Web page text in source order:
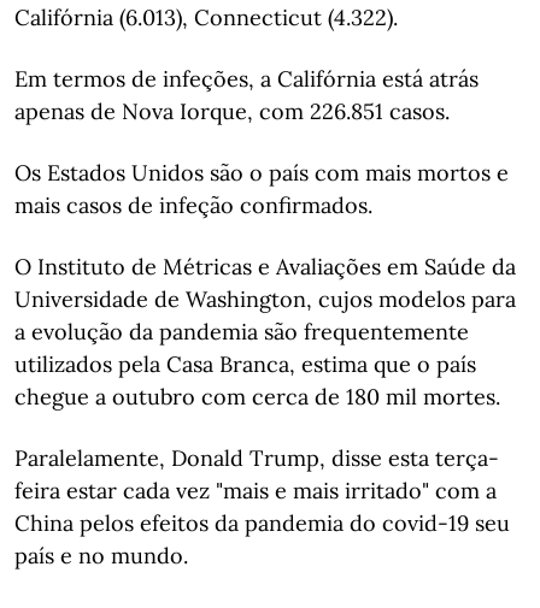
Califórnia (6.013), Connecticut (4.322).
Em termos de infeções, a Califórnia está atrás
apenas de Nova Iorque, com 226.851 casos.
Os Estados Unidos são o país com mais mortos e
mais casos de infeção confirmados.
O Instituto de Métricas e Avaliações em Saúde da
Universidade de Washington, cujos modelos para
a evolução da pandemia são frequentemente
utilizados pela Casa Branca, estima que o país
chegue a outubro com cerca de 180 mil mortes.
Paralelamente, Donald Trump, disse esta terça-
feira estar cada vez "mais e mais irritado" com a
China pelos efeitos da pandemia do covid-19 seu
país e no mundo.